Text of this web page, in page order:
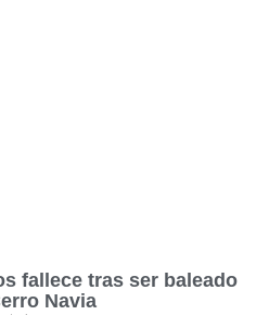
fallece tras ser baleado
Navia